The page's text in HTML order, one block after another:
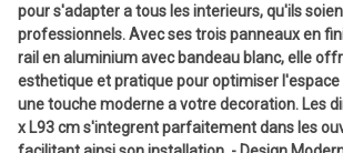
pour s'adapter a tous les interieurs, qu'ils
professionnels. Avec ses trois panneaux en
rail en aluminium avec bandeau blanc, elle
esthetique et pratique pour optimiser
une touche moderne a votre decoration. Les
x L93 cm s'integrent parfaitement dans les